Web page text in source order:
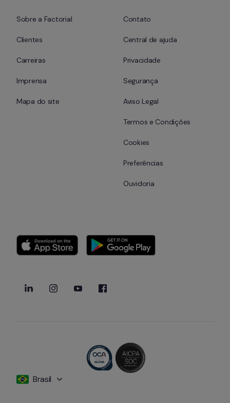
Sobre a Factorial
Clientes
Carreiras
Imprensa
Mapa do site
Contato
Central de ajuda
Privacidade
Segurança
Aviso Legal
Termos e Condições
Cookies
Preferências
Ouvidoria
Brasil